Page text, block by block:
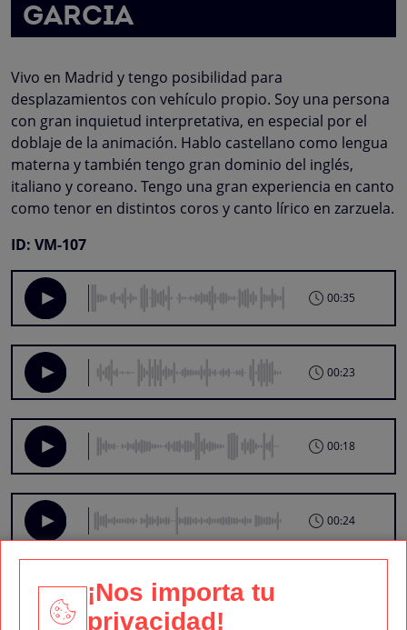
GARCIA
Vivo en Madrid y tengo posibilidad para
desplazamientos con vehículo propio. Soy una persona
con gran inquietud interpretativa, en especial por el
doblaje de la animación. Hablo castellano como lengua
materna y también tengo gran dominio del inglés,
italiano y coreano. Tengo una gran experiencia en canto
como tenor en distintos coros y canto lírico en zarzuela.
ID: VM-107
00:35
00:23
00:18
00:24
¡Nos importa tu
privacidad!